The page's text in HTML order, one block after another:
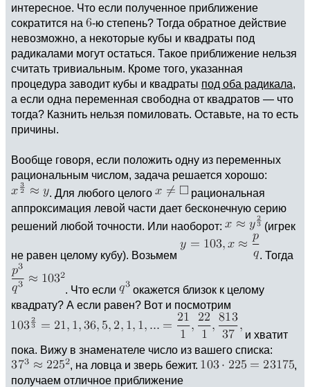
интересное. Что если полученное приближение
сократится на
-ю степень? Тогда обратное действие
невозможно, а некоторые кубы и квадраты под
радикалами могут остаться. Такое приближение нельзя
считать тривиальным. Кроме того, указанная
процедура заводит кубы и квадраты под оба радикала,
а если одна переменная свободна от квадратов — что
тогда? Казнить нельзя помиловать. Оставьте, на то есть
причины.
Вообще говоря, если положить одну из переменных
рациональным числом, задача решается хорошо:
. Для любого целого
рациональная
аппроксимация левой части дает бесконечную серию
решений любой точности. Или наоборот:
(игрек
не равен целому кубу). Возьмем . Тогда
. Что если
окажется близок к целому
квадрату? А если равен? Вот и посмотрим
и хватит
пока. Вижу в знаменателе число из вашего списка:
, на ловца и зверь бежит.
,
получаем отличное приближение